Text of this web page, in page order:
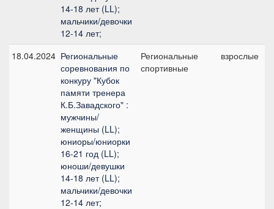
14-18 лет (LL);
мальчики/девочки
12-14 лет;
18.04.2024 Региональные
соревнования по
конкуру "Кубок
памяти тренера
К.Б.Завадского" :
мужчины/
женщины (LL);
юниоры/юниорки
16-21 год (LL);
юноши/девушки
14-18 лет (LL);
мальчики/девочки
12-14 лет;
Региональные
спортивные
взрослые